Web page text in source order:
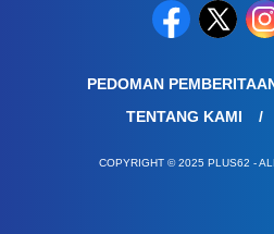
PEDOMAN
TENTANG KAMI
COPYRIGHT © 2025 PLUS62 -